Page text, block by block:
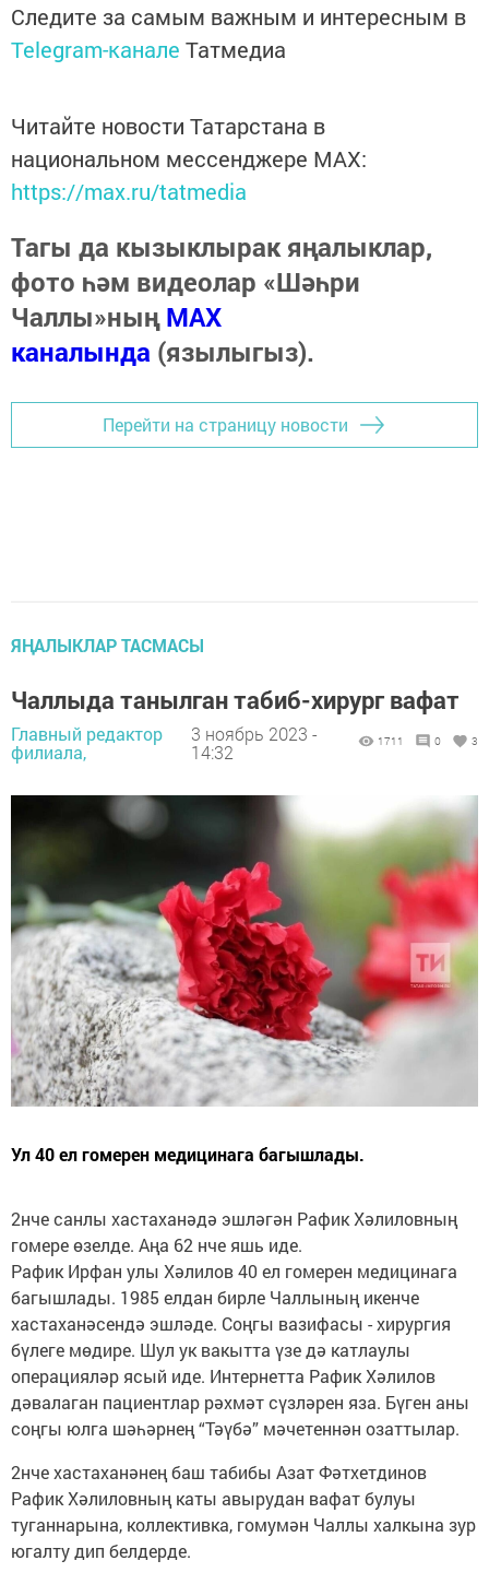
Следите за самым важным и интересным в
Telegram-канале Татмедиа
Читайте новости Татарстана в
национальном мессенджере MАХ:
https://max.ru/tatmedia
Тагы да кызыклырак яңалыклар,
фото һәм видеолар «Шәһри
Чаллы»ныңMAX
каналында (язылыгыз).
Перейти на страницу новости
ЯҢАЛЫКЛАР ТАСМАСЫ
Чаллыда танылган табиб-хирург вафат
Главный редактор
филиала,
3 ноябрь 2023 -
14:32
1711 0 3
Ул 40 ел гомерен медицинага багышлады.
2нче санлы хастаханәдә эшләгән Рафик Хәлиловның
гомере өзелде. Аңа 62 нче яшь иде.
Рафик Ирфан улы Хәлилов 40 ел гомерен медицинага
багышлады. 1985 елдан бирле Чаллының икенче
хастаханәсендә эшләде. Соңгы вазифасы - хирургия
бүлеге мөдире. Шул ук вакытта үзе дә катлаулы
операцияләр ясый иде. Интернетта Рафик Хәлилов
дәвалаган пациентлар рәхмәт сүзләрен яза. Бүген аны
соңгы юлга шәһәрнең “Тәүбә” мәчетеннән озаттылар.
2нче хастаханәнең баш табибы Азат Фәтхетдинов
Рафик Хәлиловның каты авырудан вафат булуы
туганнарына, коллективка, гомумән Чаллы халкына зур
югалту дип белдерде.